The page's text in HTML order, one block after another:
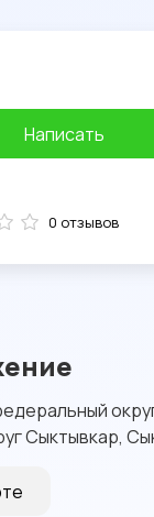
Сыктывкар,
Написать
0 отзывов